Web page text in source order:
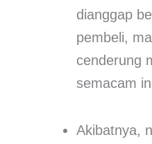
dianggap
pembeli,
cenderung
semacam
Akibatnya,